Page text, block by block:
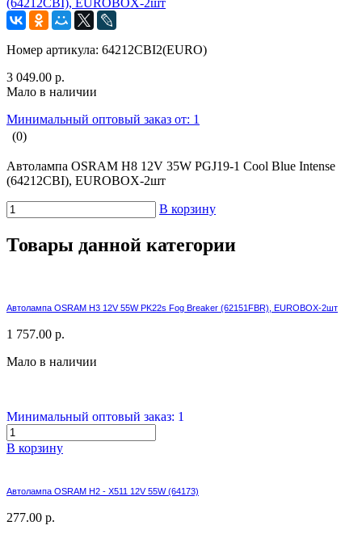
Номер артикула: 64212CBI2(EURO)
3 049.00 р.
Мало в наличии
Минимальный оптовый заказ от: 1
(0)
Автолампа OSRAM H8 12V 35W PGJ19-1 Cool Blue Intense
(64212CBI), EUROBOX-2шт
В корзину
Товары данной категории
Автолампа OSRAM H3 12V 55W PK22s Fog Breaker (62151FBR), EUROBOX-2шт
1 757.00 р.
Мало в наличии
Минимальный оптовый заказ: 1
В корзину
Автолампа OSRAM H2 - X511 12V 55W (64173)
277.00 р.